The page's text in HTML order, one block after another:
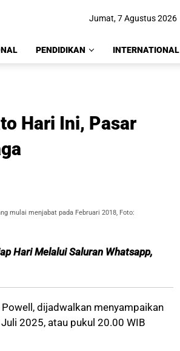
Jumat, 7 Agustus 2026
PENDIDIKAN INTERNATIONAL
Hari Ini, Pasar
mulai menjabat pada Februari 2018, Foto:
Hari Melalui Saluran Whatsapp,
dijadwalkan menyampaikan
2025, atau pukul 20.00 WIB